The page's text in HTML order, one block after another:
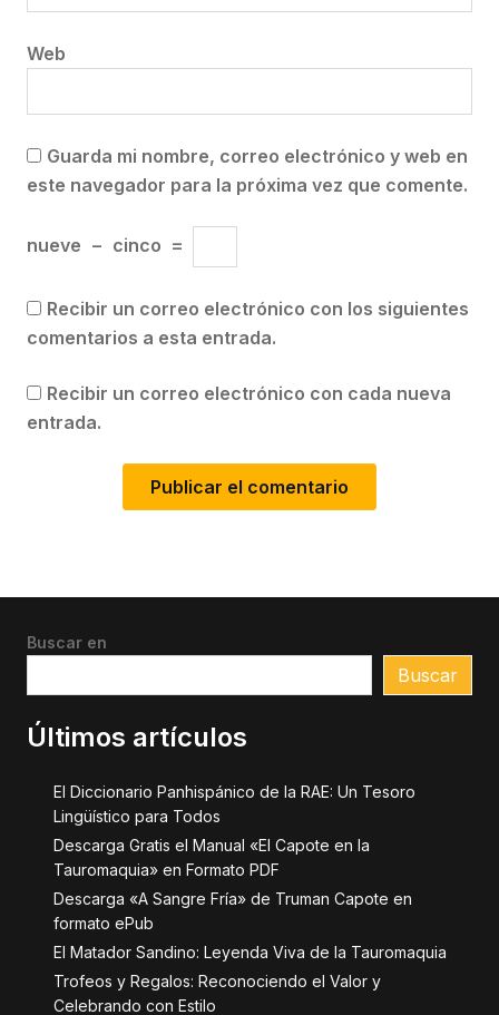
Web
Guarda mi nombre, correo electrónico y web en
este navegador para la próxima vez que comente.
nueve − cinco =
Recibir un correo electrónico con los siguientes
comentarios a esta entrada.
Recibir un correo electrónico con cada nueva
entrada.
Buscar en
Buscar
Últimos artículos
El Diccionario Panhispánico de la RAE: Un Tesoro
Lingüístico para Todos
Descarga Gratis el Manual «El Capote en la
Tauromaquia» en Formato PDF
Descarga «A Sangre Fría» de Truman Capote en
formato ePub
El Matador Sandino: Leyenda Viva de la Tauromaquia
Trofeos y Regalos: Reconociendo el Valor y
Celebrando con Estilo